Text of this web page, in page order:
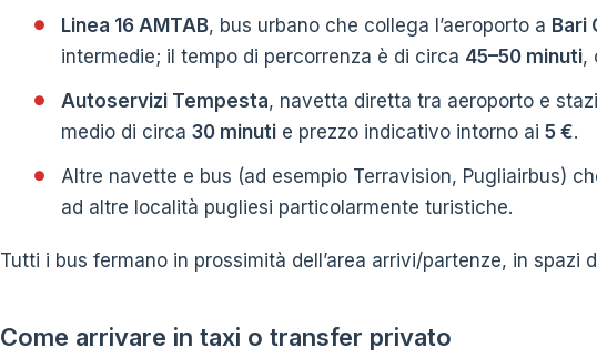
Linea 16 AMTAB, bus urbano che collega l’aeroporto a Bari
intermedie; il tempo di percorrenza è di circa 45–50 minuti,
Autoservizi Tempesta, navetta diretta tra aeroporto e
medio di circa 30 minuti e prezzo indicativo intorno ai 5 €.
Altre navette e bus (ad esempio Terravision, Pugliairbus)
ad altre località pugliesi particolarmente turistiche.
Tutti i bus fermano in prossimità dell’area arrivi/partenze, in spazi
Come arrivare in taxi o transfer privato